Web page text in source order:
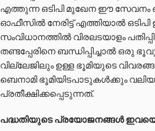
എത്തുന്ന ഒടിപി മുഖേന ഈ
ഓഫീസിൽ നേരിട്ട് എത്തിയാൽ
സംവിധാനത്തിൽ വിരലടയാളം
തണ്ടപ്പേരിനെ ബന്ധിപ്പിച്ചാൽ
വില്ലേജിലും ഉള്ള ഭൂമിയുടെ
ബെനാമി ഭൂമിയിടപാടുകൾക്കും
പ്രതീക്ഷിക്കപ്പെടുന്നത്.
പദ്ധതിയുടെ പ്രയോജനങ്ങൾ